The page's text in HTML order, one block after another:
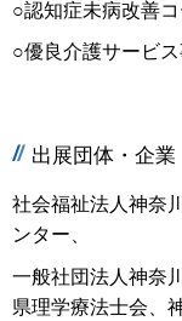
○認知症未病改善
○優良介護サービ
出展団体・企業
社会福祉法人神奈
ンター、
一般社団法人神奈
県理学療法士会、